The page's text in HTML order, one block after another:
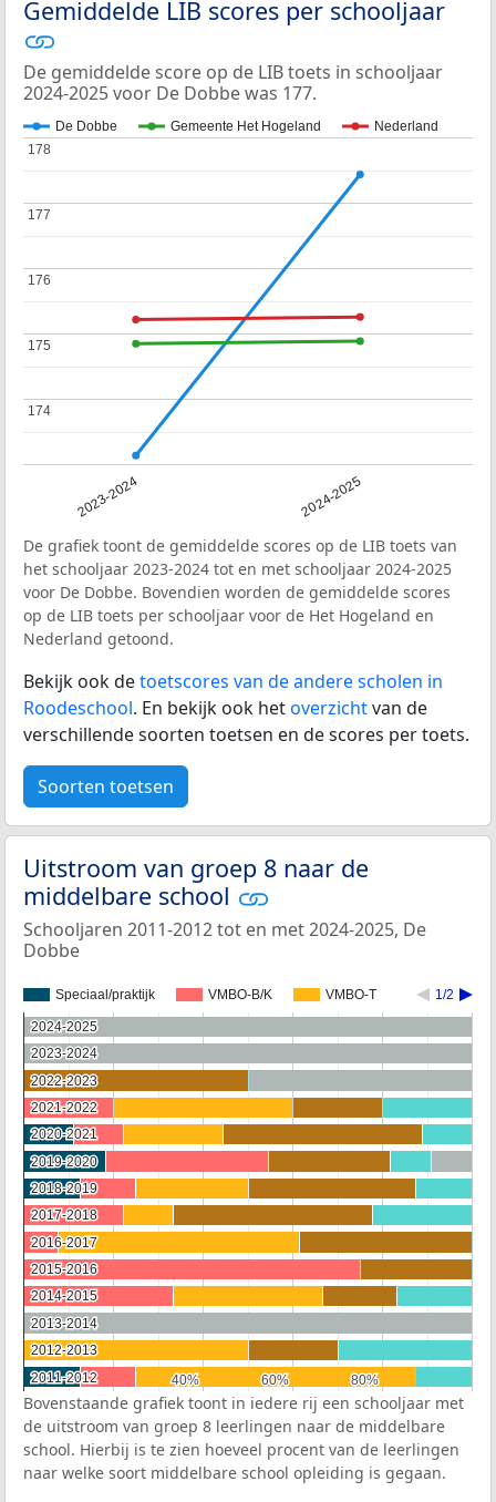
Gemiddelde LIB scores per schooljaar
De gemiddelde score op de LIB toets in schooljaar
2024-2025 voor De Dobbe was 177.
De Dobbe Gemeente Het Hogeland Nederland
2023-2024 2024-2025
174
174
175
175
176
176
177
177
178
178
De grafiek toont de gemiddelde scores op de LIB toets van
het schooljaar 2023-2024 tot en met schooljaar 2024-2025
voor De Dobbe. Bovendien worden de gemiddelde scores
op de LIB toets per schooljaar voor de Het Hogeland en
Nederland getoond.
Bekijk ook detoetscores van de andere scholen in
Roodeschool. En bekijk ook hetoverzichtvan de
verschillende soorten toetsen en de scores per toets.
Soorten toetsen
Uitstroom van groep 8 naar de
middelbare school
Schooljaren 2011-2012 tot en met 2024-2025, De
Dobbe
Speciaal/praktijk VMBO-B/K VMBO-T 1/2
40%
40% 60%
60% 80%
80%
2024-2025
2024-2025
2023-2024
2023-2024
2022-2023
2022-2023
2021-2022
2021-2022
2020-2021
2020-2021
2019-2020
2019-2020
2018-2019
2018-2019
2017-2018
2017-2018
2016-2017
2016-2017
2015-2016
2015-2016
2014-2015
2014-2015
2013-2014
2013-2014
2012-2013
2012-2013
2011-2012
2011-2012
Bovenstaande grafiek toont in iedere rij een schooljaar met
de uitstroom van groep 8 leerlingen naar de middelbare
school. Hierbij is te zien hoeveel procent van de leerlingen
naar welke soort middelbare school opleiding is gegaan.